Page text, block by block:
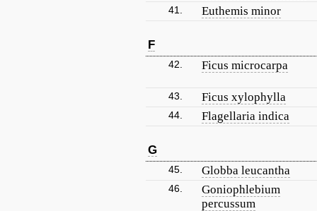
41. Euthemis minor
F
42. Ficus microcarpa
43. Ficus xylophylla
44. Flagellaria indica
G
45. Globba leucantha
46.
Goniophlebium
percussum